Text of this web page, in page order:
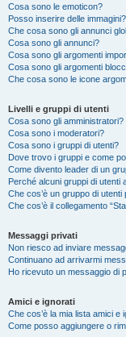
Cosa sono le emoticon?
Posso inserire delle immagini?
Che cosa sono gli annunci
Cosa sono gli annunci?
Cosa sono gli argomenti
Cosa sono gli argomenti
Che cosa sono le icone
Livelli e gruppi di utenti
Cosa sono gli amministratori?
Cosa sono i moderatori?
Cosa sono i gruppi di utenti?
Dove trovo i gruppi e come
Come divento leader di un
Perché alcuni gruppi di utenti
Che cos’è un gruppo di utenti
Che cos’è il collegamento
Messaggi privati
Non riesco ad inviare
Continuano ad arrivarmi
Ho ricevuto un messaggio di
Amici e ignorati
Che cos’è la mia lista amici e
Come posso aggiungere o